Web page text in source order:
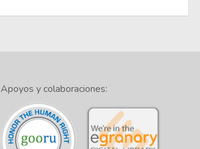
Apoyos y colaboraciones: